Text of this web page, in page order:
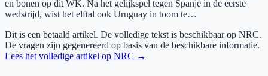
en bonen op dit WK. Na het gelijkspel tegen Spanje in de eerste
wedstrijd, wist het elftal ook Uruguay in toom te…
Dit is een betaald artikel. De volledige tekst is beschikbaar op NRC.
De vragen zijn gegenereerd op basis van de beschikbare informatie.
Lees het volledige artikel op NRC →